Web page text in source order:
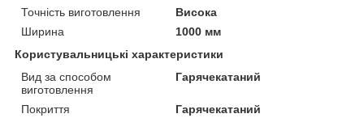
Точність виготовлення
Висока
Ширина
1000 мм
Користувальницькі характеристики
Вид за способом
виготовлення
Гарячекатаний
Покриття Гарячекатаний